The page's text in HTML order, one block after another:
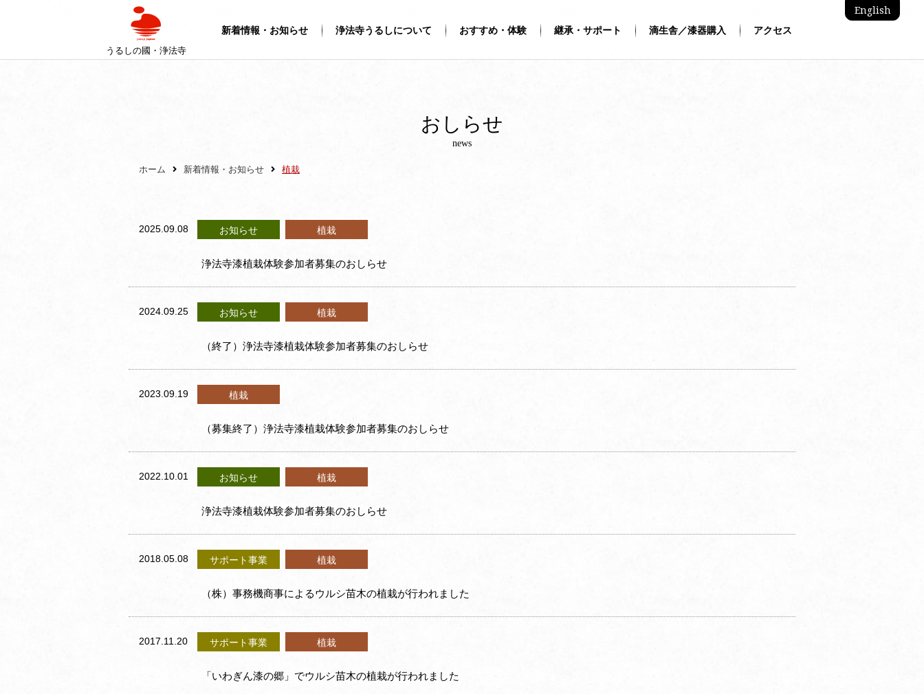
うるしの國・浄法寺
新着情報・お知らせ 浄法寺うるしについて おすすめ・体験 継承・サポート 滴生舎／漆器購入 アクセス
English
おしらせ
news
ホーム 新着情報・お知らせ 植栽
2025.09.08 お知らせ 植栽
浄法寺漆植栽体験参加者募集のおしらせ
2024.09.25 お知らせ 植栽
（終了）浄法寺漆植栽体験参加者募集のおしらせ
2023.09.19 植栽
（募集終了）浄法寺漆植栽体験参加者募集のおしらせ
2022.10.01 お知らせ 植栽
浄法寺漆植栽体験参加者募集のおしらせ
2018.05.08 サポート事業 植栽
（株）事務機商事によるウルシ苗木の植栽が行われました
2017.11.20 サポート事業 植栽
「いわぎん漆の郷」でウルシ苗木の植栽が行われました